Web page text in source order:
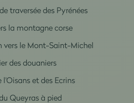
traversée des Pyrénées
la montagne corse
vers le Mont-Saint-Michel
des douaniers
l'Oisans et des Ecrins
Queyras à pied